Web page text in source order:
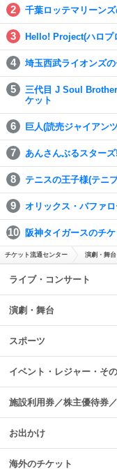
千葉ロッテマリーン
Hello! Project(ハロプ
埼玉西武ライオンズの
三代目 J Soul
ケット
巨人(読売ジャイアン
あんさんぶるスター
テニスの王子様(テニ
オリックス・バファ
阪神タイガースのチケ
チケット流通センター 演劇・舞台
ライブ・コンサート
演劇・舞台
スポーツ
イベント・レジャー・そ
施設利用券／株主優待券
お出かけ
海外のチケット